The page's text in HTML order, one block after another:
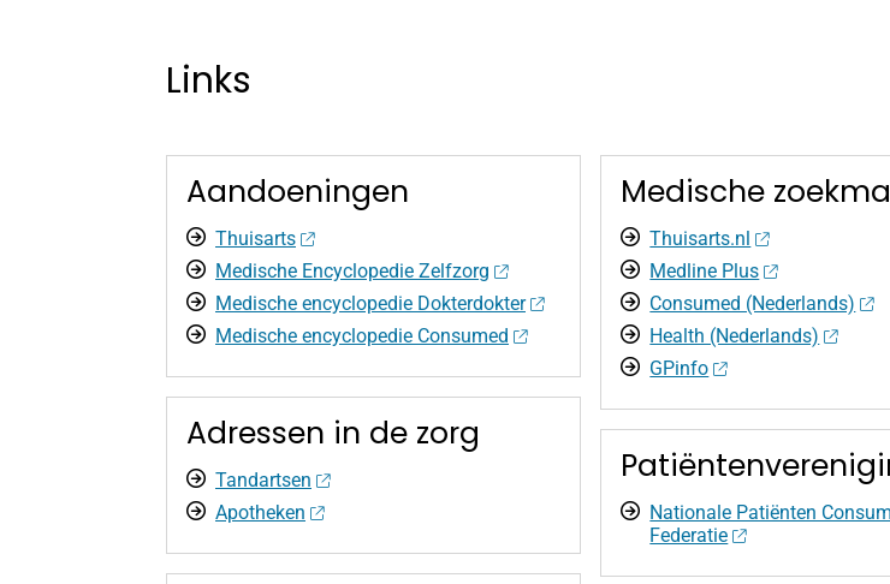
Links
Aandoeningen
Thuisarts
Medische Encyclopedie Zelfzorg
Medische encyclopedie Dokterdokter
Medische encyclopedie Consumed
Adressen in de zorg
Tandartsen
Apotheken
Medische
Thuisarts.nl
Medline Plus
Consumed (Nederlands)
Health (Nederlands)
GPinfo
Nationale Patiënten
Federatie